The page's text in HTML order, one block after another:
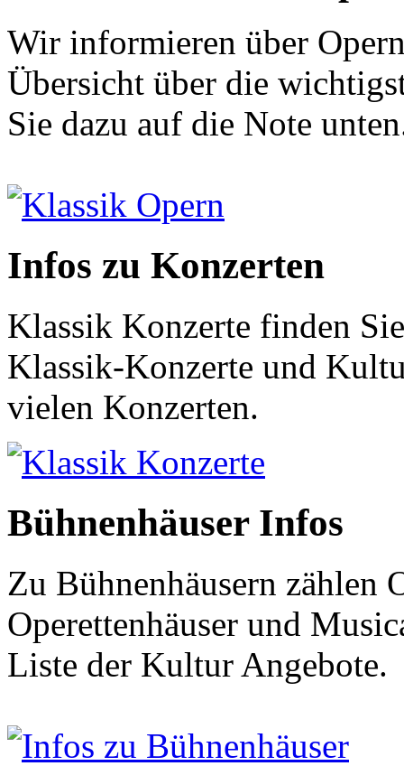
Wir informieren über
Übersicht über die
Sie dazu auf die Note
Klassik Opern
Infos zu Konzerten
Klassik Konzerte finden
Klassik-Konzerte und
vielen Konzerten.
Klassik Konzerte
Bühnenhäuser Infos
Zu Bühnenhäusern zählen
Operettenhäuser und
Liste der Kultur Angebote.
Infos zu Bühnenhäuser